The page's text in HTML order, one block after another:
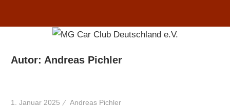
Autor: Andreas Pichler
1. Januar 2025 Andreas Pichler